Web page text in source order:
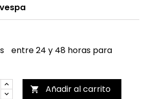
entre 24 y 48 horas para
 Añadir al carrito